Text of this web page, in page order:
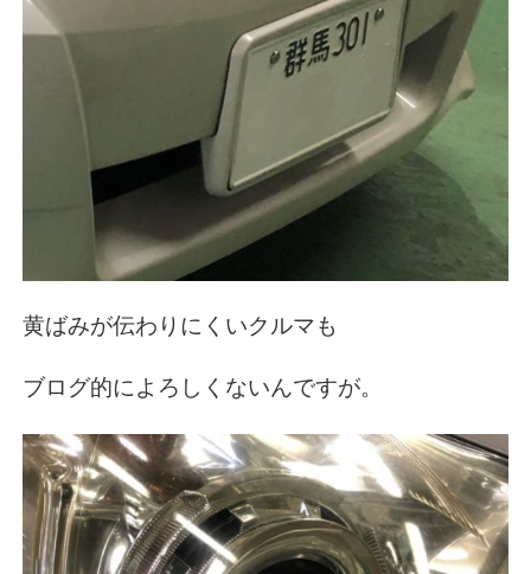
黄ばみが伝わりにくいクルマも
ブログ的によろしくないんですが。